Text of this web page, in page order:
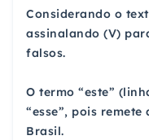
Considerando o
assinalando (V)
falsos.
O termo “este”
“esse”, pois
Brasil.